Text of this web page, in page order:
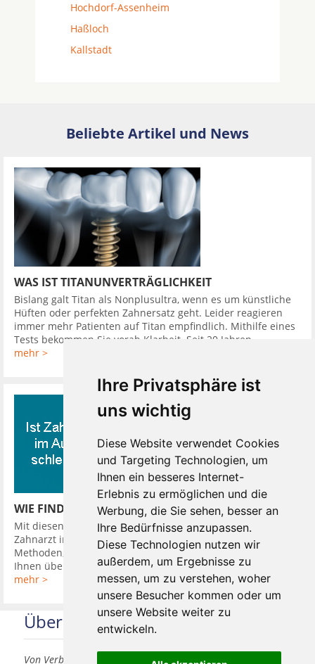
Ihre Privatsphäre ist
uns wichtig
Diese Website verwendet Cookies
und Targeting Technologien, um
Ihnen ein besseres Internet-
Erlebnis zu ermöglichen und die
Werbung, die Sie sehen, besser an
Ihre Bedürfnisse anzupassen.
Diese Technologien nutzen wir
außerdem, um Ergebnisse zu
messen, um zu verstehen, woher
unsere Besucher kommen oder um
unsere Website weiter zu
entwickeln.
Hochdorf-Assenheim
Haßloch
Kallstadt
Beliebte Artikel und News
WAS IST TITANUNVERTRÄGLICHKEIT
Bislang galt Titan als Nonplusultra, wenn es um künstliche
Hüften oder perfekten Zahnersatz geht. Leider reagieren
immer mehr Patienten auf Titan empfindlich. Mithilfe eines
Tests bekommen Sie vorab Klarheit. Seit 20 Jahren ...
mehr >
WIE FINDE ICH EINEN GUTEN ZAHNARZT
Mit diesen 10 Tipps finden Sie leicht einen guten günstigen
Zahnarzt in Ihrer Nähe. So hat Ihr Zahnarzt verschiedene
Methoden, Sie in seine Diagnose einzubeziehen. Er kann
Ihnen über Kamera oder ...
mehr >
Über uns
Von Verbrauchern für Verbraucher